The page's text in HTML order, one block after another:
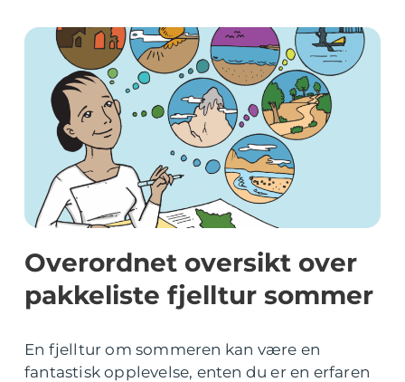
Overordnet oversikt over
pakkeliste fjelltur sommer
En fjelltur om sommeren kan være en
fantastisk opplevelse, enten du er en erfaren